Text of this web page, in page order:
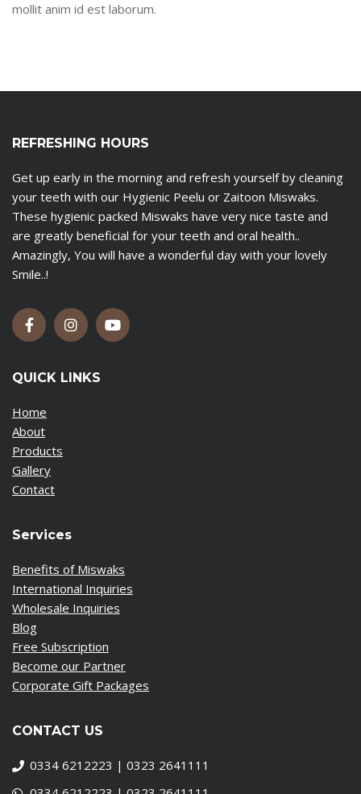
mollit anim id est laborum.
REFRESHING HOURS
Get up early in the morning and refresh yourself by cleaning
your teeth with our Hygienic Peelu or Zaitoon Miswaks.
These hygienic packed Miswaks have very nice taste and
are greatly beneficial for your teeth and oral health..
Amazingly, You will have a wonderful day with your lovely
Smile..!
QUICK LINKS
Home
About
Products
Gallery
Contact
Services
Benefits of Miswaks
International Inquiries
Wholesale Inquiries
Blog
Free Subscription
Become our Partner
Corporate Gift Packages
CONTACT US
0334 6212223 | 0323 2641111